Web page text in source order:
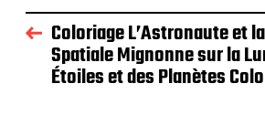
Coloriage L’Astronaute et
Spatiale Mignonne sur la
Étoiles et des Planètes